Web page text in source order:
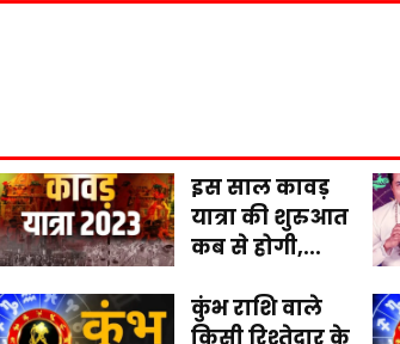
इस साल कावड़
यात्रा की शुरुआत
कब से होगी,...
कुंभ राशि वाले
किसी रिश्तेदार के